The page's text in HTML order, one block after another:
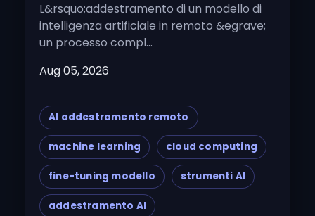
L&rsquo;addestramento di un modello di
intelligenza artificiale in remoto &egrave;
un processo compl...
Aug 05, 2026
AI addestramento remoto
machine learning cloud computing
fine-tuning modello strumenti AI
addestramento AI